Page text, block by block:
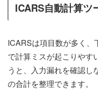
ICARS自動計算ツ
ICARSは項目数が多く、
で計算ミスが起こりやす
うと、入力漏れを確認し
の合計を整理できます。